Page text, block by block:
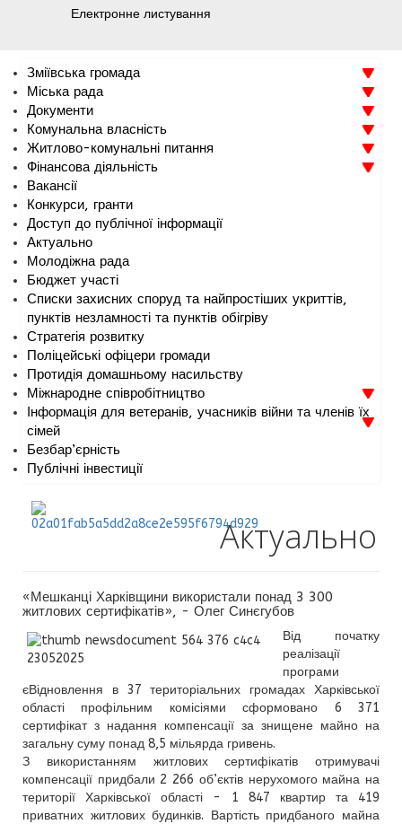
Електронне листування
Зміївська громада
Міська рада
Документи
Комунальна власність
Житлово-комунальні питання
Фінансова діяльність
Вакансії
Конкурси, гранти
Доступ до публічної інформації
Актуально
Молодіжна рада
Бюджет участі
Списки захисних споруд та найпростіших укриттів,
пунктів незламності та пунктів обігріву
Стратегія розвитку
Поліцейські офіцери громади
Протидія домашньому насильству
Міжнародне співробітництво
Інформація для ветеранів, учасників війни та членів їх
сімей
Безбар’єрність
Публічні інвестиції
Актуально
«Мешканці Харківщини використали понад 3 300
житлових сертифікатів», - Олег Синєгубов
Від початку
реалізації
програми
єВідновлення в 37 територіальних громадах Харківської
області профільним комісіями сформовано 6 371
сертифікат з надання компенсації за знищене майно на
загальну суму понад 8,5 мільярда гривень.
З використанням житлових сертифікатів отримувачі
компенсації придбали 2 266 об’єктів нерухомого майна на
території Харківської області - 1 847 квартир та 419
приватних житлових будинків. Вартість придбаного майна